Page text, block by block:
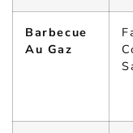
Barbecue
Au Gaz